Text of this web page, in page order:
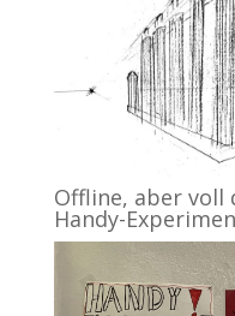
Offline, aber voll
Handy-